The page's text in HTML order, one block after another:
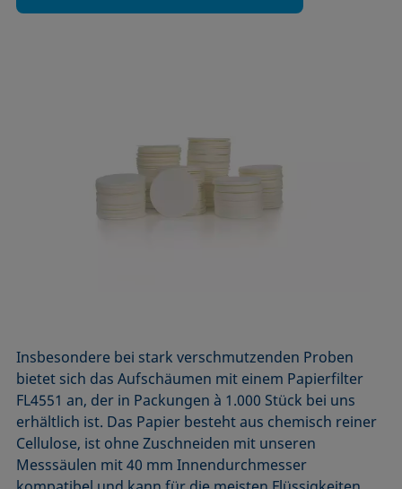
Insbesondere bei stark verschmutzenden Proben
bietet sich das Aufschäumen mit einem Papierfilter
FL4551 an, der in Packungen à 1.000 Stück bei uns
erhältlich ist. Das Papier besteht aus chemisch reiner
Cellulose, ist ohne Zuschneiden mit unseren
Messsäulen mit 40 mm Innendurchmesser